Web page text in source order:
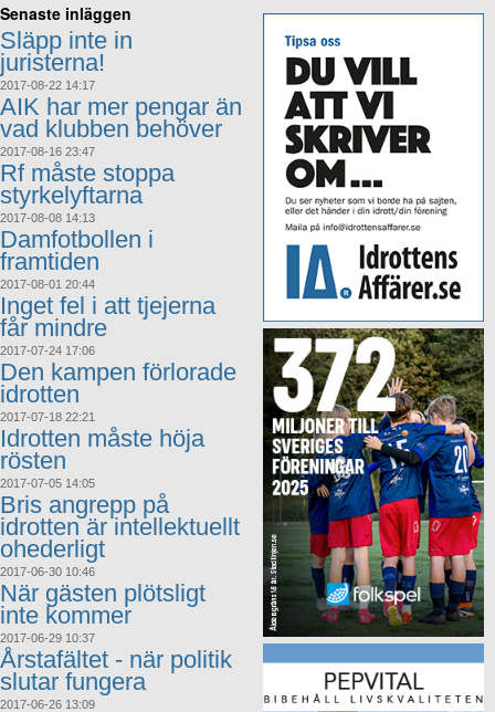
Senaste inläggen
Släpp inte in
juristerna!
2017-08-22 14:17
AIK har mer pengar än
vad klubben behöver
2017-08-16 23:47
Rf måste stoppa
styrkelyftarna
2017-08-08 14:13
Damfotbollen i
framtiden
2017-08-01 20:44
Inget fel i att tjejerna
får mindre
2017-07-24 17:06
Den kampen förlorade
idrotten
2017-07-18 22:21
Idrotten måste höja
rösten
2017-07-05 14:05
Bris angrepp på
idrotten är intellektuellt
ohederligt
2017-06-30 10:46
När gästen plötsligt
inte kommer
2017-06-29 10:37
Årstafältet - när politik
slutar fungera
2017-06-26 13:09